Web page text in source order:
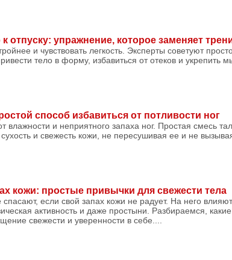
отпуску: упражнение, которое заменяет
и чувствовать легкость. Эксперты советуют
тело в форму, избавиться от отеков и укрепить
способ избавиться от потливости ног
влажности и неприятного запаха ног. Простая смесь
и свежесть кожи, не пересушивая ее и не
кожи: простые привычки для свежести тела
если свой запах кожи не радует. На него
активность и даже простыни. Разбираемся,
свежести и уверенности в себе....